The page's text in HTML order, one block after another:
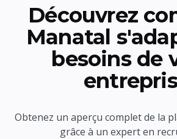
Découvrez
Manatal
besoins de
Obtenez un aperçu complet de la
grâce à un expert en